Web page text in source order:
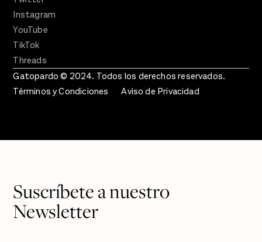
Instagram
YouTube
TikTok
Threads
Gatopardo © 2024. Todos los derechos reservados.
Términos y Condiciones
Aviso de Privacidad
Suscríbete a nuestro
Newsletter